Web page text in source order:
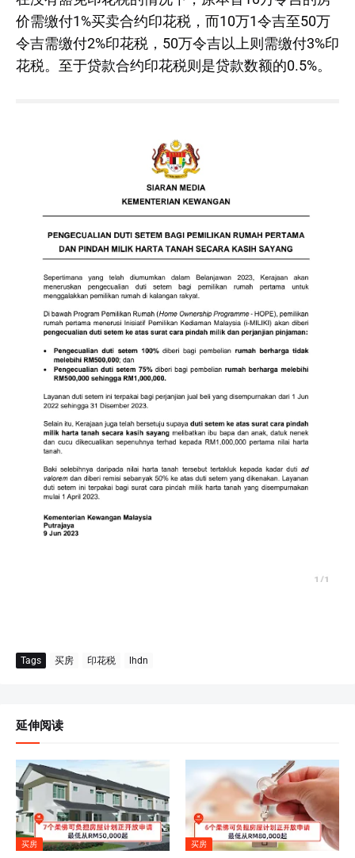
价需缴付1%买卖合约印花税，而10万1令吉至50万
令吉需缴付2%印花税，50万令吉以上则需缴付3%印
花税。至于贷款合约印花税则是贷款数额的0.5%。
Tags 买房 印花税 lhdn
延伸阅读
买房 买房